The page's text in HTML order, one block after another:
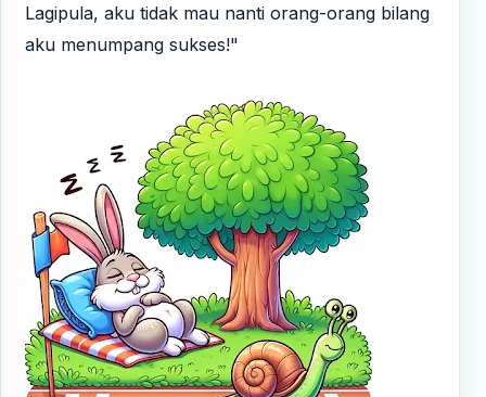
Lagipula, aku tidak mau nanti orang-orang bilang
aku menumpang sukses!"